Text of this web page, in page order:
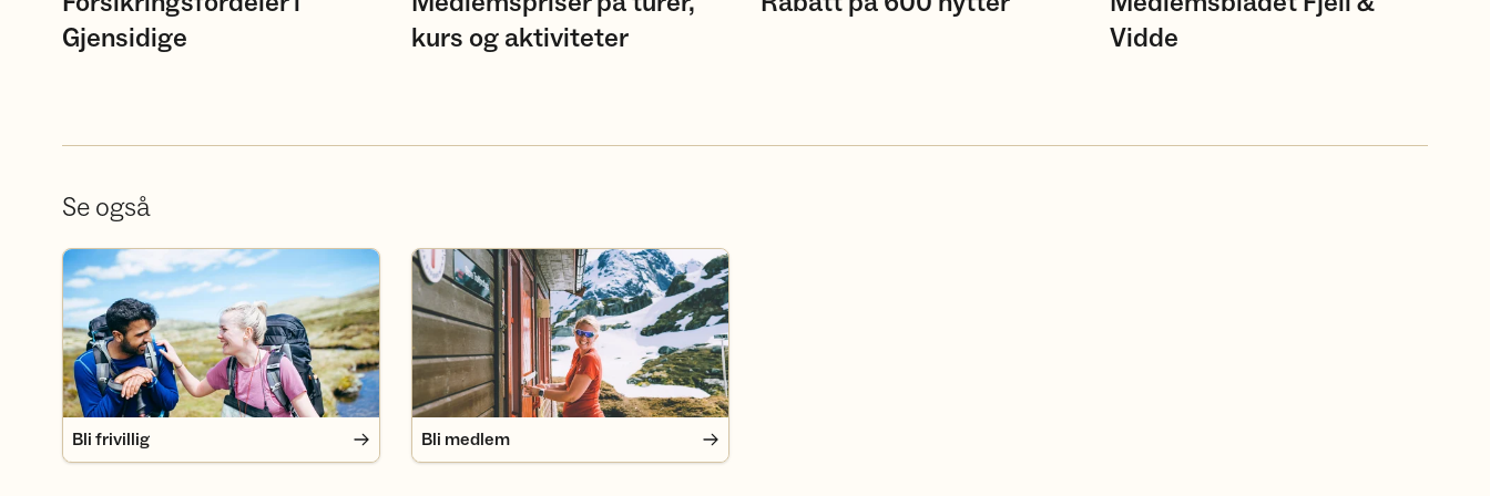
Gjensidige
kurs og aktiviteter
Vidde
Se også
Bli frivillig
Bli frivillig
Bli medlem
Bli medlem